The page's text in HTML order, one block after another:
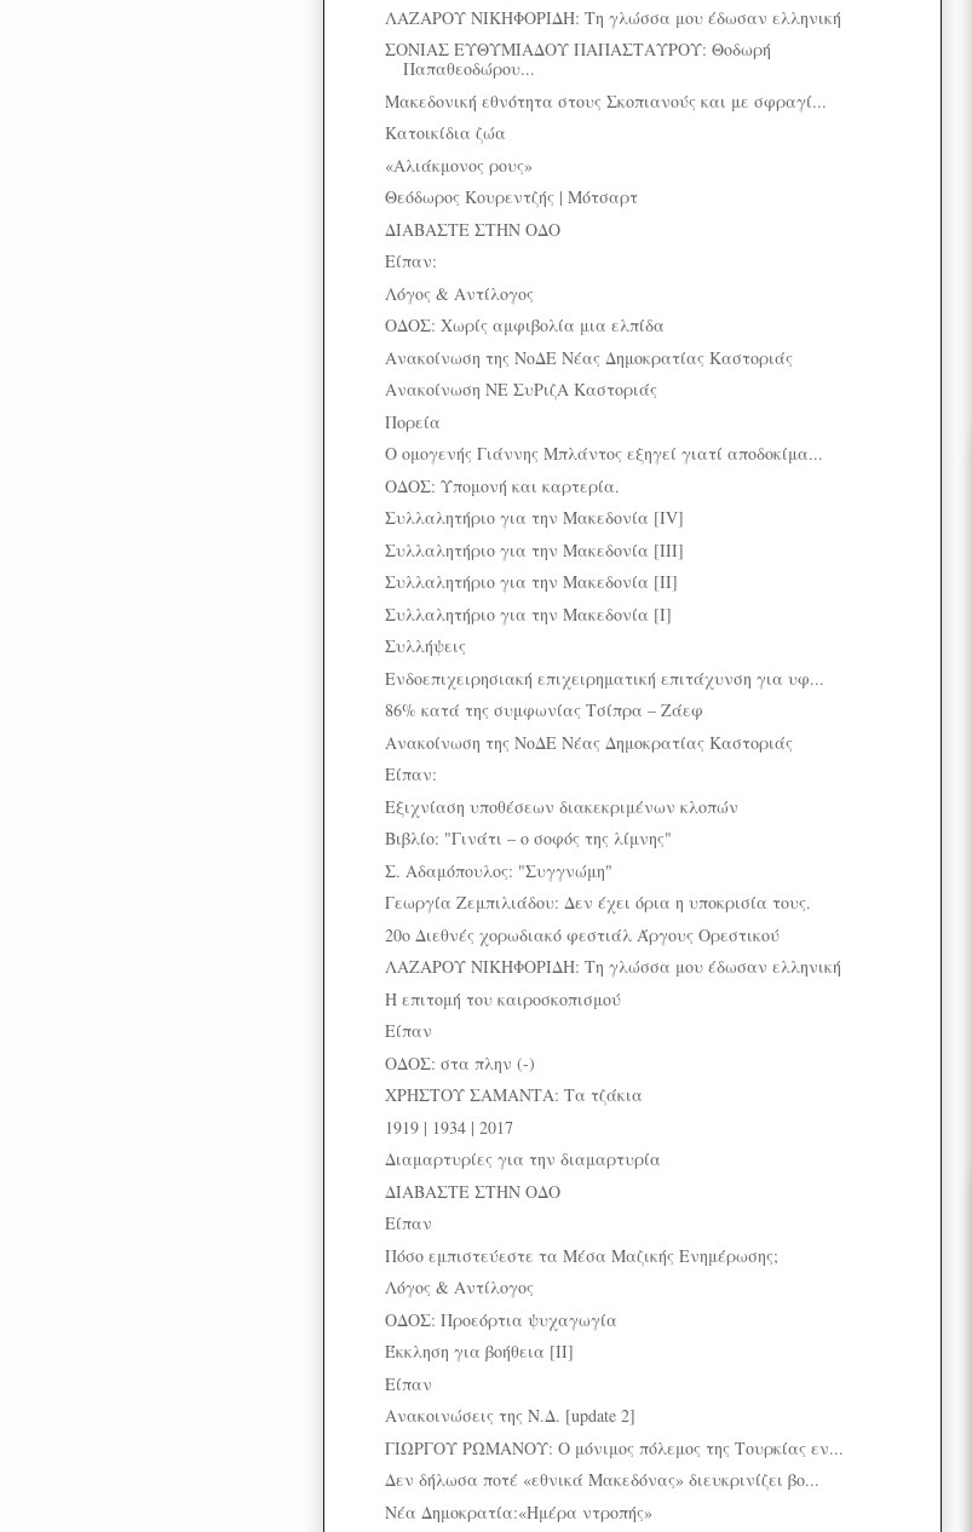
ΛΑΖΑΡΟΥ ΝΙΚΗΦΟΡΙΔΗ: Τη γλώσσα μου έδωσαν ελληνική
ΣΟΝΙΑΣ ΕΥΘΥΜΙΑΔΟΥ ΠΑΠΑΣΤΑΥΡΟΥ: Θοδωρή
Παπαθεοδώρου...
Μακεδονική εθνότητα στους Σκοπιανούς και με σφραγί...
Κατοικίδια ζώα
«Αλιάκμονος ρους»
Θεόδωρος Κουρεντζής | Μότσαρτ
ΔΙΑΒΑΣΤΕ ΣΤΗΝ ΟΔΟ
Είπαν:
Λόγος & Αντίλογος
ΟΔΟΣ: Χωρίς αμφιβολία μια ελπίδα
Ανακοίνωση της ΝοΔΕ Νέας Δημοκρατίας Καστοριάς
Ανακοίνωση ΝΕ ΣυΡιζΑ Καστοριάς
Πορεία
Ο ομογενής Γιάννης Μπλάντος εξηγεί γιατί αποδοκίμα...
ΟΔΟΣ: Υπομονή και καρτερία.
Συλλαλητήριο για την Μακεδονία [IV]
Συλλαλητήριο για την Μακεδονία [III]
Συλλαλητήριο για την Μακεδονία [ΙΙ]
Συλλαλητήριο για την Μακεδονία [I]
Συλλήψεις
Ενδοεπιχειρησιακή επιχειρηματική επιτάχυνση για υφ...
86% κατά της συμφωνίας Τσίπρα – Ζάεφ
Ανακοίνωση της ΝοΔΕ Νέας Δημοκρατίας Καστοριάς
Είπαν:
Εξιχνίαση υποθέσεων διακεκριμένων κλοπών
Βιβλίο: "Γινάτι – ο σοφός της λίμνης"
Σ. Αδαμόπουλος: "Συγγνώμη"
Γεωργία Ζεμπιλιάδου: Δεν έχει όρια η υποκρισία τους.
20o Διεθνές χορωδιακό φεστιάλ Άργους Ορεστικού
ΛΑΖΑΡΟΥ ΝΙΚΗΦΟΡΙΔΗ: Τη γλώσσα μου έδωσαν ελληνική
H επιτομή του καιροσκοπισμού
Είπαν
ΟΔΟΣ: στα πλην (-)
ΧΡΗΣΤΟΥ ΣΑΜΑΝΤΑ: Τα τζάκια
1919 | 1934 | 2017
Διαμαρτυρίες για την διαμαρτυρία
ΔΙΑΒΑΣΤΕ ΣΤΗΝ ΟΔΟ
Είπαν
Πόσο εμπιστεύεστε τα Μέσα Μαζικής Ενημέρωσης;
Λόγος & Αντίλογος
ΟΔΟΣ: Προεόρτια ψυχαγωγία
Έκκληση για βοήθεια [II]
Είπαν
Ανακοινώσεις της Ν.Δ. [update 2]
ΓΙΩΡΓΟΥ ΡΩΜΑΝΟΥ: Ο μόνιμος πόλεμος της Τουρκίας εν...
Δεν δήλωσα ποτέ «εθνικά Μακεδόνας» διευκρινίζει βο...
Νέα Δημοκρατία:«Ημέρα ντροπής»